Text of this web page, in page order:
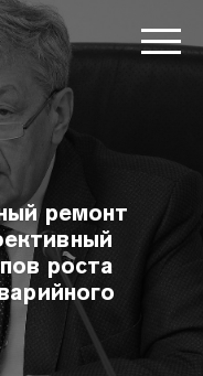
ремонт
роста